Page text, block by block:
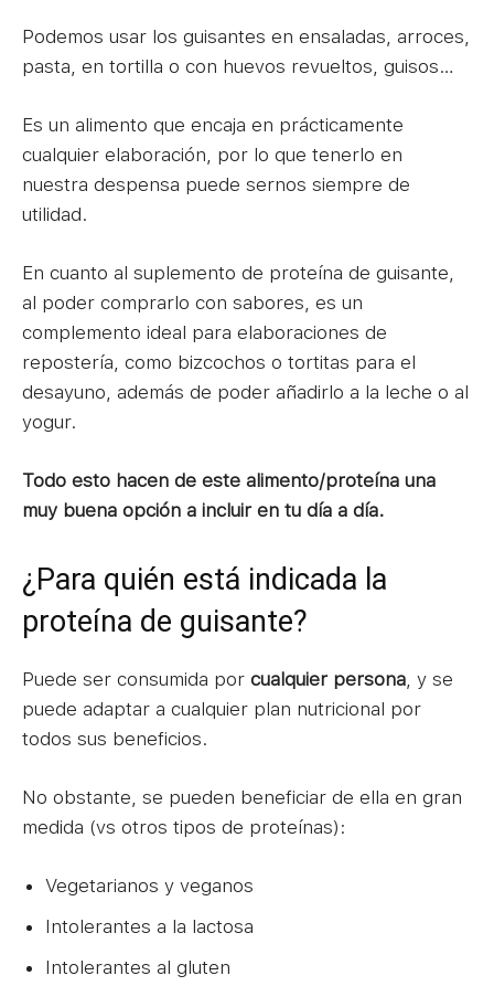
Podemos usar los guisantes en ensaladas, arroces,
pasta, en tortilla o con huevos revueltos, guisos…
Es un alimento que encaja en prácticamente
cualquier elaboración, por lo que tenerlo en
nuestra despensa puede sernos siempre de
utilidad.
En cuanto al suplemento de proteína de guisante,
al poder comprarlo con sabores, es un
complemento ideal para elaboraciones de
repostería, como bizcochos o tortitas para el
desayuno, además de poder añadirlo a la leche o al
yogur.
Todo esto hacen de este alimento/proteína una
muy buena opción a incluir en tu día a día.
¿Para quién está indicada la
proteína de guisante?
Puede ser consumida por cualquier persona , y se
puede adaptar a cualquier plan nutricional por
todos sus beneficios.
No obstante, se pueden beneficiar de ella en gran
medida (vs otros tipos de proteínas):
Vegetarianos y veganos
Intolerantes a la lactosa
Intolerantes al gluten